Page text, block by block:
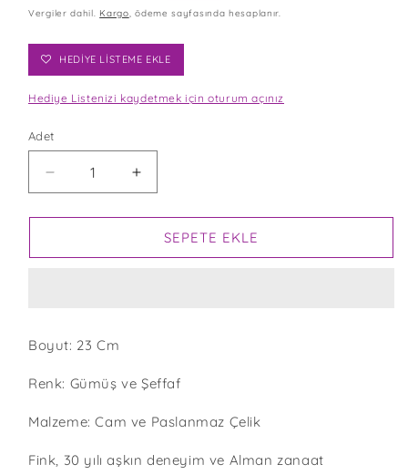
fiyat
fiyat
Vergiler dahil. Kargo, ödeme sayfasında hesaplanır.
HEDİYE LİSTEME EKLE
Hediye Listenizi kaydetmek için oturum açınız
Adet
ADRIA
PASLANMAZ
ÇELIK
CAM
ADRIA
PASLANMAZ
ÇELIK
CAM
SEPETE EKLE
Boyut: 23 Cm
Renk: Gümüş ve Şeffaf
Malzeme: Cam ve Paslanmaz Çelik
Fink, 30 yılı aşkın deneyim ve Alman zanaat